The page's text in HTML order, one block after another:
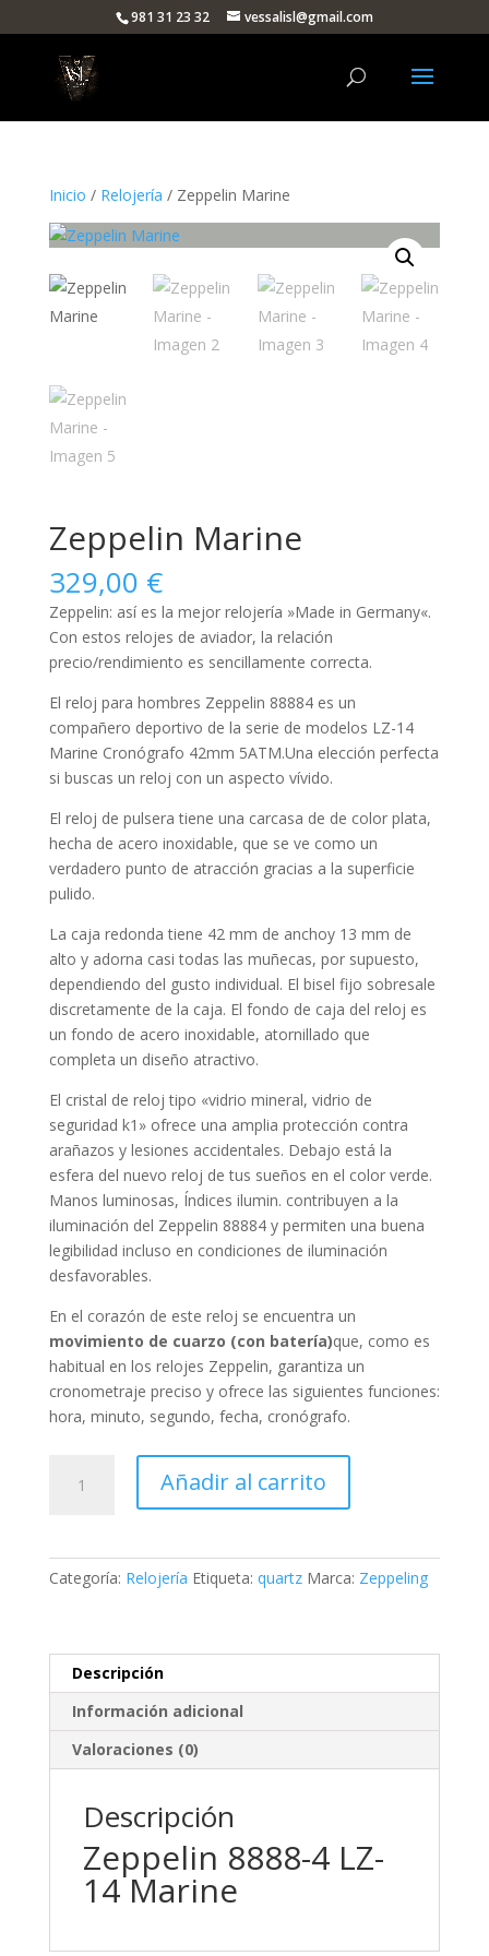
981 31 23 32 vessalisl@gmail.com
Inicio / Relojería / Zeppelin Marine
Zeppelin Marine
329,00 €
Zeppelin: así es la mejor relojería »Made in Germany«.
Con estos relojes de aviador, la relación
precio/rendimiento es sencillamente correcta.
El reloj para hombres Zeppelin 88884 es un
compañero deportivo de la serie de modelos LZ-14
Marine Cronógrafo 42mm 5ATM.Una elección perfecta
si buscas un reloj con un aspecto vívido.
El reloj de pulsera tiene una carcasa de de color plata,
hecha de acero inoxidable, que se ve como un
verdadero punto de atracción gracias a la superficie
pulido.
La caja redonda tiene 42 mm de anchoy 13 mm de
alto y adorna casi todas las muñecas, por supuesto,
dependiendo del gusto individual. El bisel fijo sobresale
discretamente de la caja. El fondo de caja del reloj es
un fondo de acero inoxidable, atornillado que
completa un diseño atractivo.
El cristal de reloj tipo «vidrio mineral, vidrio de
seguridad k1 » ofrece una amplia protección contra
arañazos y lesiones accidentales. Debajo está la
esfera del nuevo reloj de tus sueños en el color verde.
Manos luminosas, Índices ilumin. contribuyen a la
iluminación del Zeppelin 88884 y permiten una buena
legibilidad incluso en condiciones de iluminación
desfavorables.
En el corazón de este reloj se encuentra un
movimiento de cuarzo (con batería)que, como es
habitual en los relojes Zeppelin, garantiza un
cronometraje preciso y ofrece las siguientes funciones:
hora, minuto, segundo, fecha, cronógrafo.
Marine
Añadir al carrito
Categoría: Relojería Etiqueta: quartz Marca: Zeppeling
Descripción
Información adicional
Valoraciones (0)
Descripción
Zeppelin 8888-4 LZ-
14 Marine